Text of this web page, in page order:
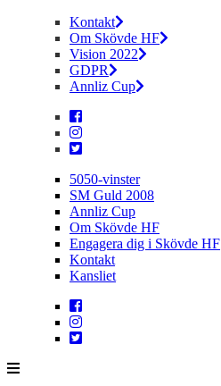
Kontakt
Om Skövde HF
Vision 2022
GDPR
Annliz Cup
5050-vinster
SM Guld 2008
Annliz Cup
Om Skövde HF
Engagera dig i Skövde HF
Kontakt
Kansliet